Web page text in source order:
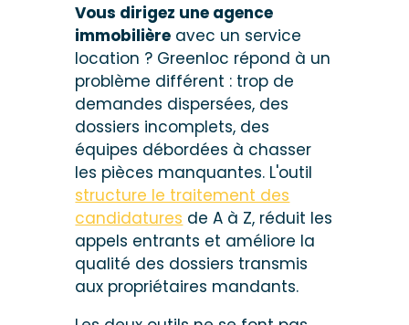
Vous dirigez une agence
immobilière avec un service
location ? Greenloc répond à un
problème différent : trop de
demandes dispersées, des
dossiers incomplets, des
équipes débordées à chasser
les pièces manquantes. L'outil
structure le traitement des
candidatures de A à Z, réduit les
appels entrants et améliore la
qualité des dossiers transmis
aux propriétaires mandants.